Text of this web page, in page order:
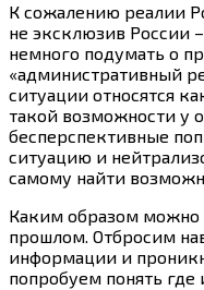
К сожалению реалии
не эксклюзив России
немного подумать о
«административный
ситуации относятся
такой возможности у
бесперспективные
ситуацию и
самому найти
Каким образом можно
прошлом. Отбросим
информации и
попробуем понять